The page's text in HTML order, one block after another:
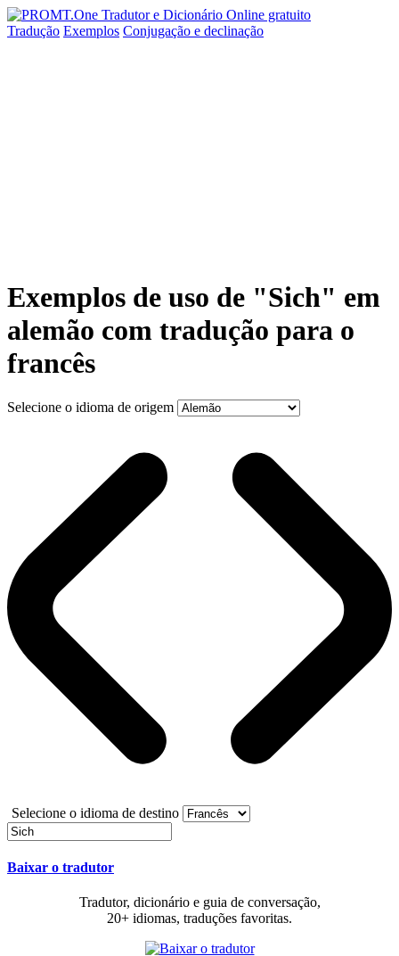
Tradução Exemplos Conjugação e declinação
Exemplos de uso de "Sich" em
alemão com tradução para o
francês
Selecione o idioma de origem
Selecione o idioma de destino
Baixar o tradutor
Tradutor, dicionário e guia de conversação,
20+ idiomas, traduções favoritas.